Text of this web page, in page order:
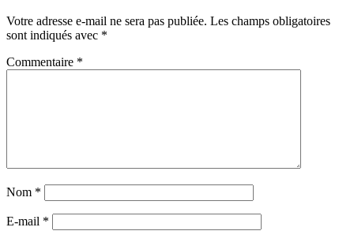
Votre adresse e-mail ne sera pas publiée. Les champs obligatoires
sont indiqués avec *
Commentaire *
Nom *
E-mail *